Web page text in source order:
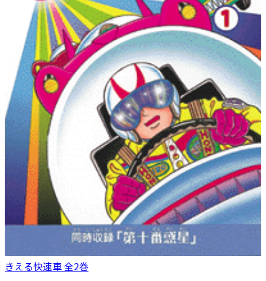
きえる快速車 全2巻